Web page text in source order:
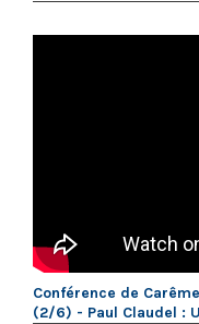
Conférence de
(2/6) - Paul Claudel :